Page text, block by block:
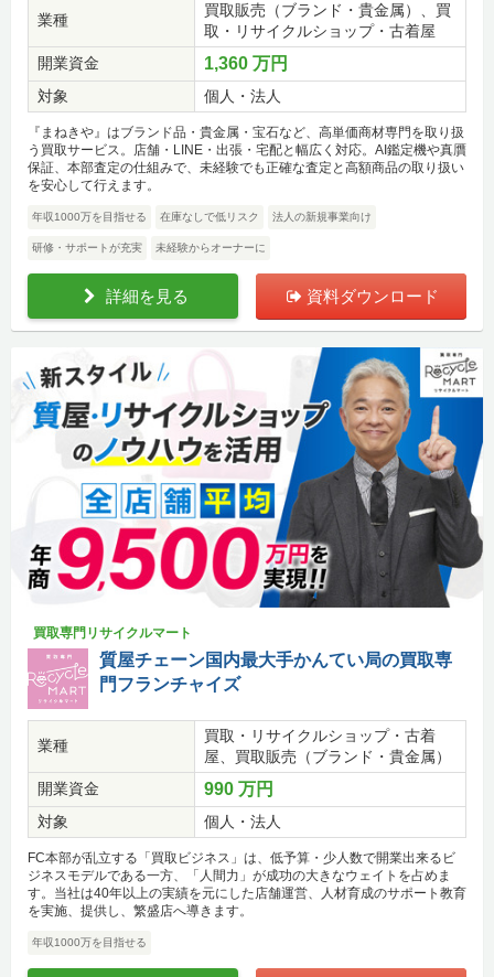
業種
買取販売（ブランド・貴金属）、買
取・リサイクルショップ・古着屋
開業資金
1,360 万円
対象 個人・法人
『まねきや』はブランド品・貴金属・宝石など、高単価商材専門を取り扱
う買取サービス。店舗・LINE・出張・宅配と幅広く対応。AI鑑定機や真贋
保証、本部査定の仕組みで、未経験でも正確な査定と高額商品の取り扱い
を安心して行えます。
年収1000万を目指せる 在庫なしで低リスク 法人の新規事業向け
研修・サポートが充実 未経験からオーナーに
詳細を見る 資料ダウンロード
買取専門リサイクルマート
質屋チェーン国内最大手かんてい局の買取専
門フランチャイズ
業種
買取・リサイクルショップ・古着
屋、買取販売（ブランド・貴金属）
開業資金
990 万円
対象 個人・法人
FC本部が乱立する「買取ビジネス」は、低予算・少人数で開業出来るビ
ジネスモデルである一方、「人間力」が成功の大きなウェイトを占めま
す。当社は40年以上の実績を元にした店舗運営、人材育成のサポート教育
を実施、提供し、繁盛店へ導きます。
年収1000万を目指せる